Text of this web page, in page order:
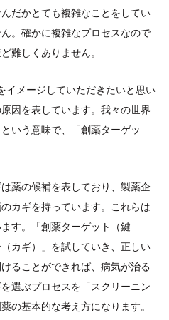
だかとても複雑なことをしてい
。確かに複雑なプロセスなので
難しくありません。
イメージしていただきたいと思い
因を表しています。我々の世界
いう意味で、「創薬ターゲッ
薬の候補を表しており、製薬企
カギを持っています。これらは
す。「創薬ターゲット（鍵
カギ）」を試していき、正しい
ることができれば、病気が治る
選ぶプロセスを「スクリーニン
の基本的な考え方になります。